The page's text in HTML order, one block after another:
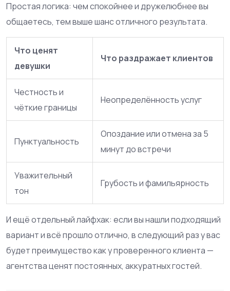
Простая логика: чем спокойнее и дружелюбнее вы
общаетесь, тем выше шанс отличного результата.
Что ценят
девушки
Что раздражает клиентов
Честность и
чёткие границы
Неопределённость услуг
Пунктуальность
Опоздание или отмена за 5
минут до встречи
Уважительный
тон
Грубость и фамильярность
И ещё отдельный лайфхак: если вы нашли подходящий
вариант и всё прошло отлично, в следующий раз у вас
будет преимущество как у проверенного клиента —
агентства ценят постоянных, аккуратных гостей.